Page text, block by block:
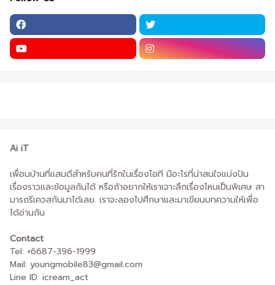
Ai iT
เพื่อนบ้านที่แสนดีสำหรับคนที่รักในเรื่องไอที มีอะไรที่น่าสนใจแบ่งปัน
เรื่องราวและข้อมูลกันได้ หรือถ้าอยากให้เราเจาะลึกเรื่องไหนเป็นพิเศษ สา
มารถรีเควสกันมาได้เลย. เราจะลองไปศึกษาและมาเขียนบทความให้เพื่อ
ได้อ่านกัน
Contact
Tel: +6687-396-1999
Mail: youngmobile83@gmail.com
Line ID: icream_act